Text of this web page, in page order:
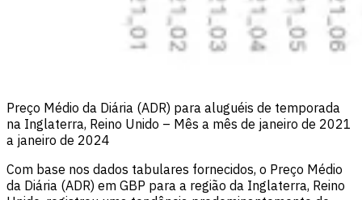
Preço Médio da Diária (ADR) para aluguéis de temporada
na Inglaterra, Reino Unido – Mês a mês de janeiro de 2021
a janeiro de 2024
Com base nos dados tabulares fornecidos, o Preço Médio
da Diária (ADR) em GBP para a região da Inglaterra, Reino